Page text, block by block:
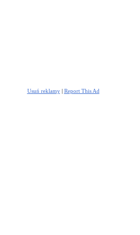
Usuń reklamy| Report This Ad